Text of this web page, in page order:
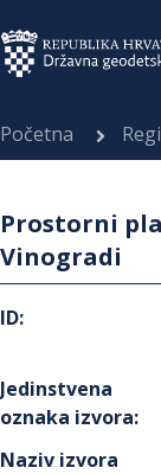
Početna
Prostorni
Vinogradi
ID:
Jedinstvena
oznaka izvora:
Naziv izvora